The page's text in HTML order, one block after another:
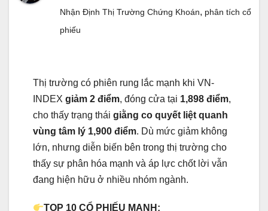
Nhận Định Thị Trường Chứng Khoán, phân tích cổ
phiếu
Thị trường có phiên rung lắc mạnh khi VN-
INDEX giảm 2 điểm, đóng cửa tại 1,898 điểm,
cho thấy trạng thái giằng co quyết liệt quanh
vùng tâm lý 1,900 điểm. Dù mức giảm không
lớn, nhưng diễn biến bên trong thị trường cho
thấy sự phân hóa mạnh và áp lực chốt lời vẫn
đang hiện hữu ở nhiều nhóm ngành.
TOP 10 CỔ PHIẾU MẠNH: